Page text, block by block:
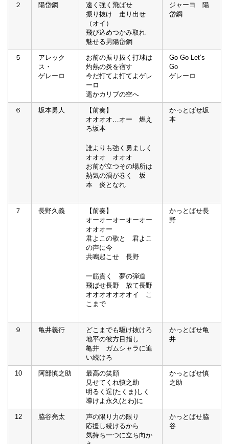
２ 陽岱鋼
遠く強く飛ばせ
振り抜け 走り出せ
（オイ）
飛び込めつかみ取れ
魅せる男陽岱鋼
ジャーヨ 陽
岱鋼
５
アレック
ス・
ゲレーロ
お前の振り抜く打球は
灼熱の炎を宿す
今だ打てよ打てよゲレ
ーロ
遥かカリブの空へ
Go Go Let’s
Go
ゲレーロ
６ 坂本勇人
【前奏】
オオオオ…オー 燃え
ろ坂本
誰よりも強く勇ましく
オオオ オオオ
お前が立つその場所は
熱気の渦が巻く 坂
本 炎となれ
かっとばせ坂
本
７ 長野久義
【前奏】
オーオーオーオーオー
オオオー
君よこの歌と 君よこ
の声に今
共鳴起こせ 長野
一筋貫く 夢の弾道
飛ばせ長野 放て長野
オオオオオオオイ こ
こまで
かっとばせ長
野
９ 亀井義行
どこまでも駆け抜けろ
地平の彼方目指し
亀井 ガムシャラに追
い続けろ
かっとばせ亀
井
10 阿部慎之助
最高の笑顔
見せてくれ慎之助
明るく逞(たくま)しく
導けよ永久(とわ)に
かっとばせ慎
之助
12 脇谷亮太
声の限り力の限り
応援し続けるから
気持ち一つに立ち向か
かっとばせ脇
谷